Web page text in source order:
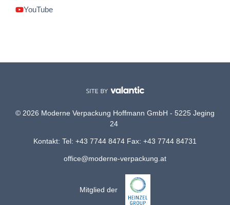
YouTube
© 2026 Moderne Verpackung Hoffmann GmbH - 5225 Jeging
24
Kontakt: Tel: +43 7744 8474 Fax: +43 7744 84731
office@moderne-verpackung.at
Mitglied der